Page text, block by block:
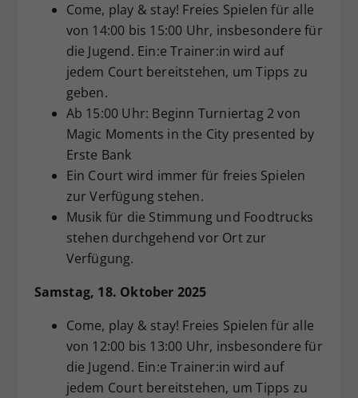
Come, play & stay! Freies Spielen für alle
von 14:00 bis 15:00 Uhr, insbesondere für
die Jugend. Ein:e Trainer:in wird auf
jedem Court bereitstehen, um Tipps zu
geben.
Ab 15:00 Uhr: Beginn Turniertag 2 von
Magic Moments in the City presented by
Erste Bank
Ein Court wird immer für freies Spielen
zur Verfügung stehen.
Musik für die Stimmung und Foodtrucks
stehen durchgehend vor Ort zur
Verfügung.
Samstag, 18. Oktober 2025
Come, play & stay! Freies Spielen für alle
von 12:00 bis 13:00 Uhr, insbesondere für
die Jugend. Ein:e Trainer:in wird auf
jedem Court bereitstehen, um Tipps zu